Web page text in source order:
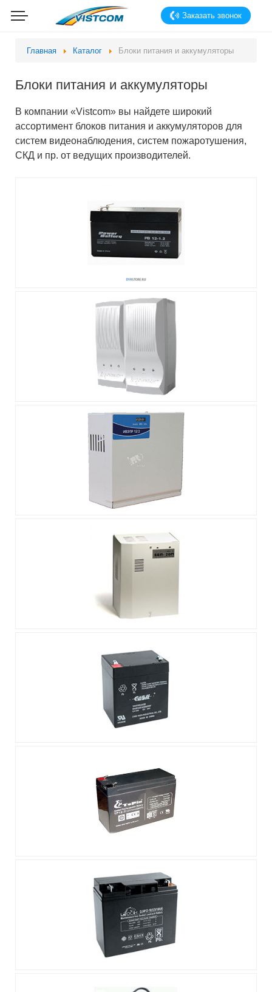
Заказать звонок
Главная Каталог Блоки питания и аккумуляторы
Блоки питания и аккумуляторы
В компании «Vistcom» вы найдете широкий
ассортимент блоков питания и аккумуляторов для
систем видеонаблюдения, систем пожаротушения,
СКД и пр. от ведущих производителей.